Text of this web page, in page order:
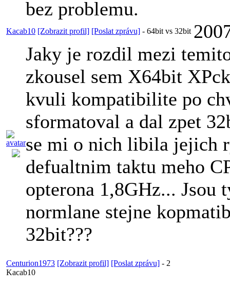
bez problemu.
Kacab10 [Zobrazit profil] [Poslat zprávu] - 64bit vs 32bit
Jaky je rozdil mezi
zkousel sem X64bit
kvuli kompatibilite po
sformatoval a dal zpet
se mi o nich libila jejich
defualtnim taktu meho
opterona 1,8GHz... Jsou
normlane stejne
32bit???
Centurion1973 [Zobrazit profil] [Poslat zprávu] - 2
Kacab10